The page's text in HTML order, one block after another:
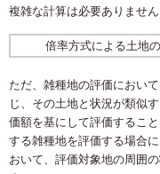
複雑な計算は必要ありません
倍率方式による土
ただ、雑種地の評価におい
じ、その土地と状況が類似
価額を基にして評価するこ
する雑種地を評価する場合
おいて、評価対象地の周囲